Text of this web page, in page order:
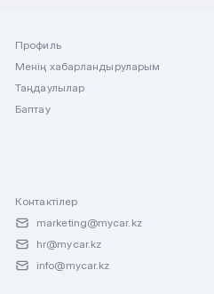
Профиль
Менің хабарландыруларым
Таңдаулылар
Баптау
Контактілер
marketing@mycar.kz
hr@mycar.kz
info@mycar.kz